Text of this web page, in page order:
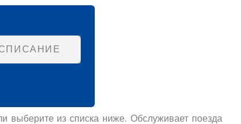
выберите из списка ниже. Обслуживает поезда